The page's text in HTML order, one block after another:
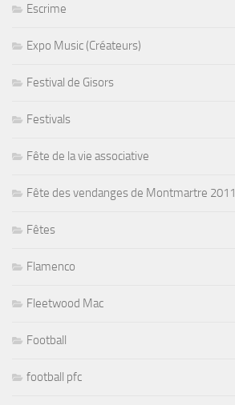
Escrime
Expo Music (Créateurs)
Festival de Gisors
Festivals
Fête de la vie associative
Fête des vendanges de Montmartre 2011
Fêtes
Flamenco
Fleetwood Mac
Football
football pfc